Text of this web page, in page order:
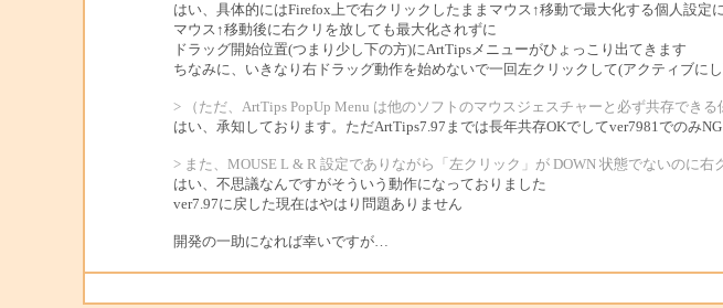
はい、具体的にはFirefox上で右クリックしたままマウス↑移動で最大化する個人設定
マウス↑移動後に右クリを放しても最大化されずに
ドラッグ開始位置(つまり少し下の方)にArtTipsメニューがひょっこり出てきます
ちなみに、いきなり右ドラッグ動作を始めないで一回左クリックして(アクティブに
> （ただ、ArtTips PopUp Menu は他のソフトのマウスジェスチャーと必ず共存できる
はい、承知しております。ただArtTips7.97までは長年共存OKでしてver7981でのみ
> また、MOUSE L & R 設定でありながら「左クリック」が DOWN 状態でないのに
はい、不思議なんですがそういう動作になっておりました
ver7.97に戻した現在はやはり問題ありません
開発の一助になれば幸いですが…